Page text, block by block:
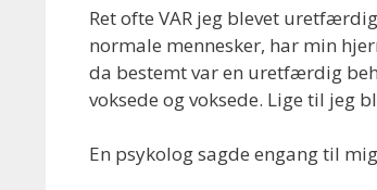
Ret ofte VAR jeg blevet
normale mennesker, har min
da bestemt var en uretfærdig
voksede og voksede. Lige til jeg
En psykolog sagde engang til